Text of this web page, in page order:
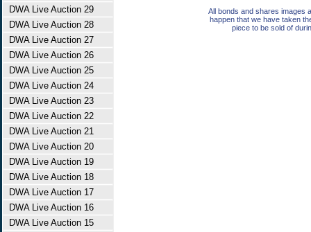
DWA Live Auction 29
DWA Live Auction 28
DWA Live Auction 27
DWA Live Auction 26
DWA Live Auction 25
DWA Live Auction 24
DWA Live Auction 23
DWA Live Auction 22
DWA Live Auction 21
DWA Live Auction 20
DWA Live Auction 19
DWA Live Auction 18
DWA Live Auction 17
DWA Live Auction 16
DWA Live Auction 15
All bonds and shares images
happen that we have taken
piece to be sold of